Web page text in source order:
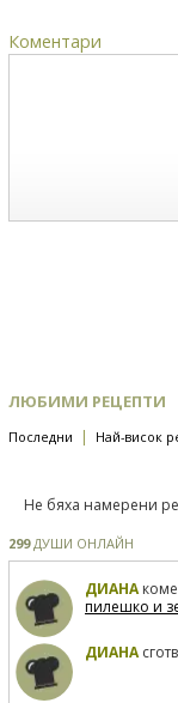
Коментари
ЛЮБИМИ РЕЦЕПТИ
Последни | Най-висок
Не бяха намерени
299ДУШИ ОНЛАЙН
ДИАНА
пилешко и
ДИАНА